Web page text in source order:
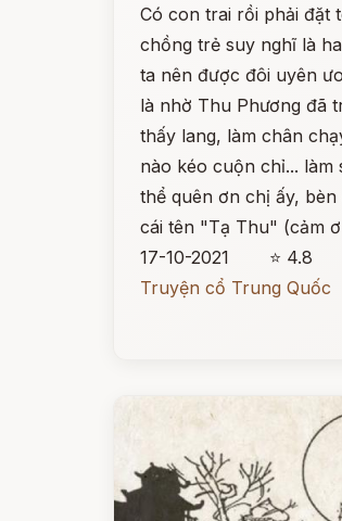
Có con trai rồi phải đặt
chồng trẻ suy nghĩ là
ta nên được đôi uyên
là nhờ Thu Phương đã
thấy lang, làm chân
nào kéo cuộn chỉ... làm
thể quên ơn chị ấy,
cái tên "Tạ Thu" (cảm
17-10-2021
⭐ 4.8
Truyện cổ Trung Quốc